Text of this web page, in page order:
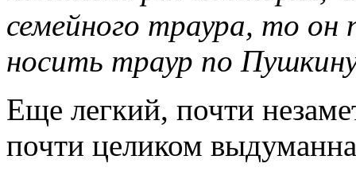
семейного траура, то он
носить траур по
Еще легкий, почти
почти целиком